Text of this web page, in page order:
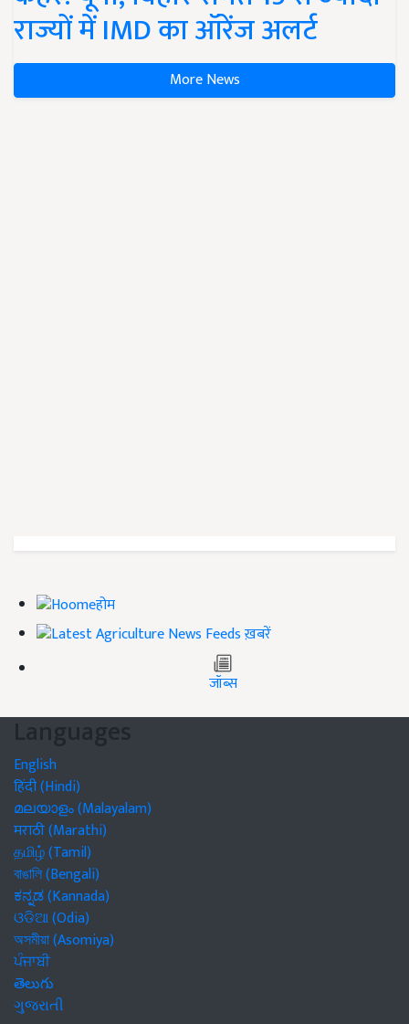
राज्यों में IMD का ऑरेंज अलर्ट
More News
होम
ख़बरें
जॉब्स
Languages
English
हिंदी (Hindi)
മലയാളം (Malayalam)
मराठी (Marathi)
தமிழ் (Tamil)
বাঙালি (Bengali)
ಕನ್ನಡ (Kannada)
ଓଡିଆ (Odia)
অসমীয়া (Asomiya)
ਪੰਜਾਬੀ
తెలుగు
ગુજરાતી